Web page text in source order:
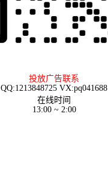
投放广告联系
QQ:1213848725 VX:pq041688
在线时间
13:00 ~ 2:00